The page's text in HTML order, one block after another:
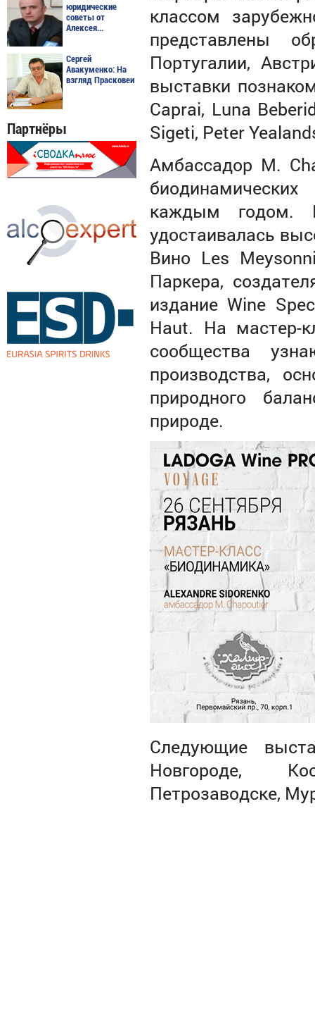
юридические
советы от
Алексея...
Сергей
Авакуменко: На
взгляд Прасковеи
Партнёры
классом
представлены
Португалии,
выставки
Caprai, Luna
Sigeti, Peter
Амбассадор M.
каждым годом.
удостаивалась
Вино Les
Паркера,
издание Wine
Haut. На мастер-
сообщества
производства,
природного
природе.
Следующие
Новгороде,
Петрозаводске,